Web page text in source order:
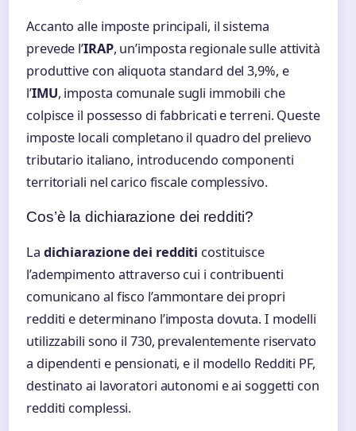
Accanto alle imposte principali, il sistema
prevede l’IRAP, un’imposta regionale sulle attività
produttive con aliquota standard del 3,9%, e
l’IMU, imposta comunale sugli immobili che
colpisce il possesso di fabbricati e terreni. Queste
imposte locali completano il quadro del prelievo
tributario italiano, introducendo componenti
territoriali nel carico fiscale complessivo.
Cos’è la dichiarazione dei redditi?
La dichiarazione dei redditi costituisce
l’adempimento attraverso cui i contribuenti
comunicano al fisco l’ammontare dei propri
redditi e determinano l’imposta dovuta. I modelli
utilizzabili sono il 730, prevalentemente riservato
a dipendenti e pensionati, e il modello Redditi PF,
destinato ai lavoratori autonomi e ai soggetti con
redditi complessi.